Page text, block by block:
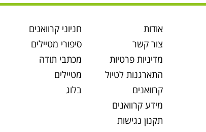
אודות
צור קשר
מדיניות פרטיות
התארגנות לטיול
קרוואנים
מידע קרוואנים
תקנון נגישות
חניוני קרוואנים
סיפורי מטיילים
מכתבי תודה
מטיילים
בלוג